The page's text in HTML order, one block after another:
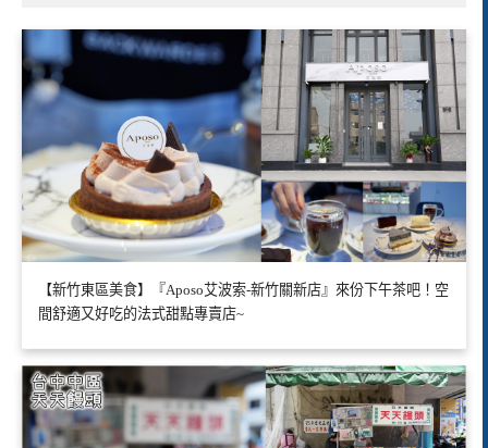
【新竹東區美食】『Aposo艾波索-新竹關新店』來份下午茶吧！空
間舒適又好吃的法式甜點專賣店~